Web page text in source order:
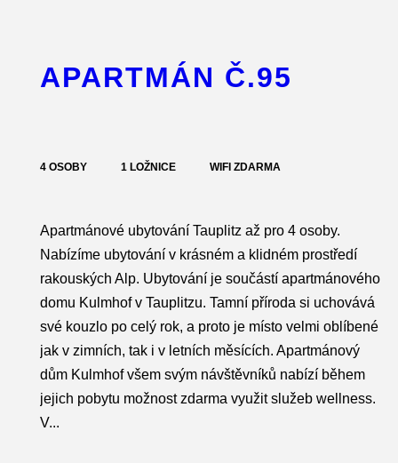
APARTMÁN Č.95
4 OSOBY 1 LOŽNICE WIFI ZDARMA
Apartmánové ubytování Tauplitz až pro 4 osoby.
Nabízíme ubytování v krásném a klidném prostředí
rakouských Alp. Ubytování je součástí apartmánového
domu Kulmhof v Tauplitzu. Tamní příroda si uchovává
své kouzlo po celý rok, a proto je místo velmi oblíbené
jak v zimních, tak i v letních měsících. Apartmánový
dům Kulmhof všem svým návštěvníků nabízí během
jejich pobytu možnost zdarma využit služeb wellness.
V...